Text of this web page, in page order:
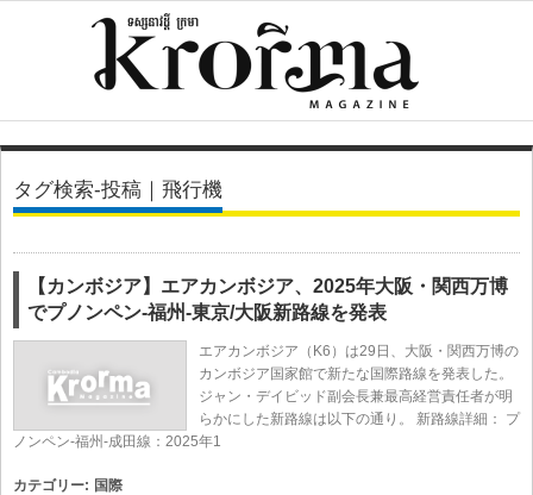
タグ検索-投稿｜飛行機
【カンボジア】エアカンボジア、2025年大阪・関西万博
でプノンペン-福州-東京/大阪新路線を発表
エアカンボジア（K6）は29日、大阪・関西万博の
カンボジア国家館で新たな国際路線を発表した。
ジャン・デイビッド副会長兼最高経営責任者が明
らかにした新路線は以下の通り。 新路線詳細： プ
ノンペン-福州-成田線：2025年1
カテゴリー: 国際